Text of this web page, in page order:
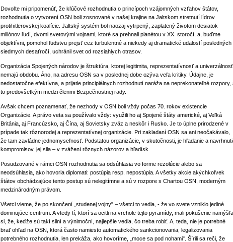
Dovoľte mi pripomenúť, že kľúčové rozhodnutia o princípoch vzájomných vzťahov štátov,
rozhodnutia o vytvorení OSN boli zosnované v našej krajine na Jaltskom stretnutí lídrov
protihitlerovskej koalície. Jaltský systém bol naozaj vytrpený, zaplatený životom desiatok
miliónov ľudí, dvomi svetovými vojnami, ktoré sa prehnali planétou v XX. storočí, a, buďme
objektívni, pomohol ľudstvu prejsť cez turbulentné a niekedy aj dramatické udalostí posledných
siedmych desaťročí, uchránil svet od rozsiahlych otrasov.
Organizácia Spojených národov je štruktúra, ktorej legitimita, reprezentatívnosť a univerzálnosť
nemajú obdobu. Áno, na adresu OSN sa v poslednej dobe ozýva veľa kritiky. Údajne, je
nedostatočne efektívna, a prijatie principiálnych rozhodnutí naráža na neprekonateľné rozpory,
to predovšetkým medzi členmi Bezpečnostnej rady.
Avšak chcem poznamenať, že nezhody v OSN boli vždy počas 70. rokov existencie
Organizácie. A právo veta sa používalo vždy: využili ho aj Spojené štáty americké, aj Veľká
Británia, aj Francúzsko, aj Čína, aj Sovietsky zväz a neskôr i Rusko. Je to úplne prirodzené v
prípade tak rôznorodej a reprezentatívnej organizácie. Pri zakladaní OSN sa ani neočakávalo,
že tam zavládne jednomyseľnosť. Podstatou organizácie, v skutočnosti, je hľadanie a
kompromisov, jej sila – v zvážení rôznych názorov a hľadísk.
Posudzované v rámci OSN rozhodnutia sa odsúhlasia vo forme rezolúcie alebo sa
neodsúhlasia, ako hovoria diplomati: postúpia resp. nepostúpia. A všetky akcie akýchkoľvek
štátov obchádzajúce tento postup sú nelegitímne a sú v rozpore s Chartou OSN, moderným
medzinárodným právom.
Všetci vieme, že po skončení „studenej vojny" – všetci to vedia, - že vo svete vzniklo jediné
dominujúce centrum. A vtedy tí, ktorí sa ocitli na vrchole tejto pyramídy, mali pokušenie
si, že, keďže sú takí silní a výnimoční, najlepšie vedia, čo treba robiť. A, teda, nie je potrebné
brať ohľad na OSN, ktorá často namiesto automatického sankcionovania, legalizovania
potrebného rozhodnutia, len prekáža, ako hovoríme, „moce sa pod nohami". Šírili sa reči, že